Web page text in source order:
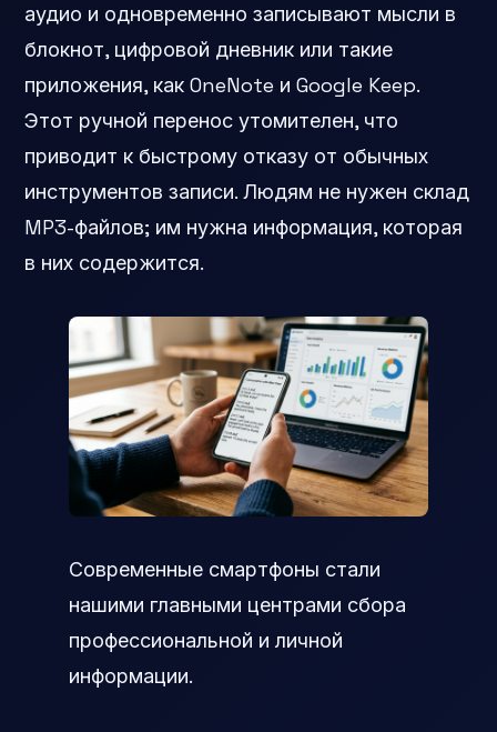
аудио и одновременно записывают мысли в
блокнот, цифровой дневник или такие
приложения, как OneNote и Google Keep.
Этот ручной перенос утомителен, что
приводит к быстрому отказу от обычных
инструментов записи. Людям не нужен склад
MP3-файлов; им нужна информация, которая
в них содержится.
Современные смартфоны стали
нашими главными центрами сбора
профессиональной и личной
информации.